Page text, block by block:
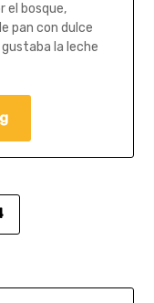
el bosque,
pan con dulce
la leche